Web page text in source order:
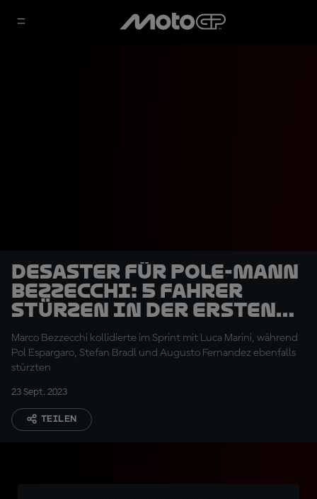
Desaster für Pole-Mann
Bezzecchi: 5 Fahrer
stürzen in der ersten
Kurve
Marco Bezzecchi kollidierte im Sprint mit Luca Marini, während
Pol Espargaro, Stefan Bradl und Augusto Fernandez ebenfalls
stürzten
23 Sept. 2023
TEILEN